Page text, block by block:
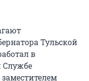
Тульской
в
Службе